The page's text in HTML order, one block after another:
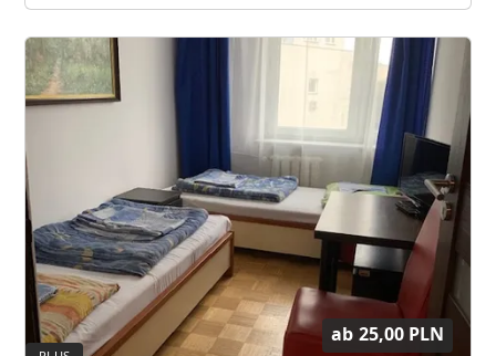
ab 25,00 PLN